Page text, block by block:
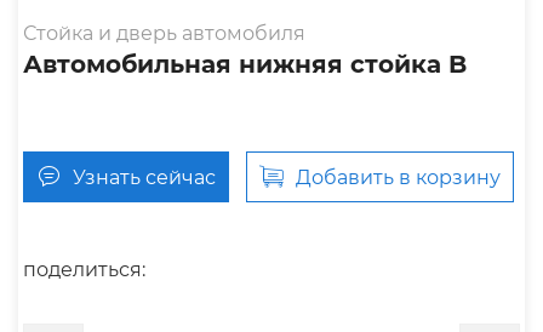
Стойка и дверь автомобиля
Автомобильная нижняя стойка B
Узнать сейчас Добавить в корзину
поделиться: